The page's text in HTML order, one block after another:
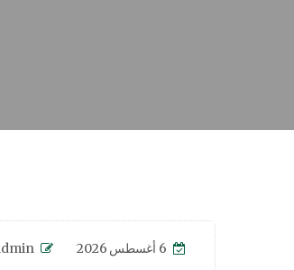
6 أغسطس 2026